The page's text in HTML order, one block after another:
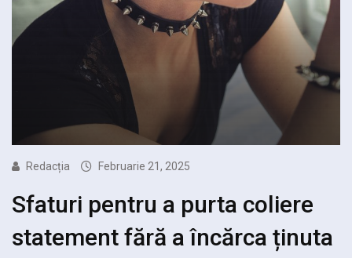
Redacția Februarie 21, 2025
Sfaturi pentru a purta coliere
statement fără a încărca ținuta